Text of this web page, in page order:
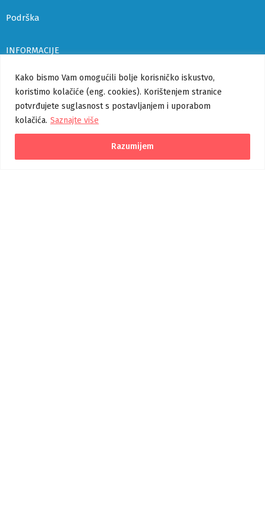
Kako bismo Vam omogućili bolje korisničko iskustvo,
koristimo kolačiće (eng. cookies). Korištenjem stranice
potvrđujete suglasnost s postavljanjem i uporabom
kolačića. Saznajte više
Razumijem
Podrška
INFORMACIJE
Uvjeti korištenja i politika privatnosti
Izjava o pristupačnosti
Korisničke upute